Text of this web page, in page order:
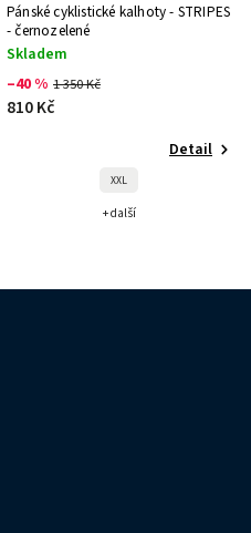
Pánské cyklistické kalhoty - STRIPES
- černozelené
Skladem
–40 % 1 350 Kč
810 Kč
Detail
XXL
+ další